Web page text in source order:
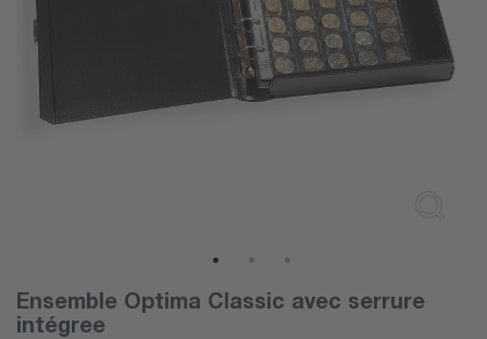
Ensemble Optima Classic avec serrure
intégree